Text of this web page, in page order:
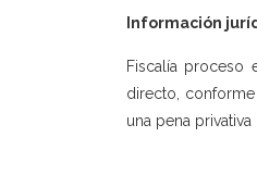
Información
Fiscalía proceso
directo,
una pena